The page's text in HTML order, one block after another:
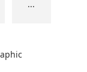
...